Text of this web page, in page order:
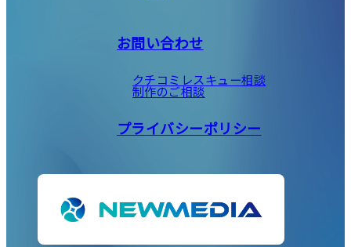
お問い合わせ
クチコミレスキュー相談
制作のご相談
プライバシーポリシー